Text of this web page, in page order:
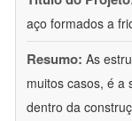
aço formados a
Resumo: As
muitos casos, é a
dentro da